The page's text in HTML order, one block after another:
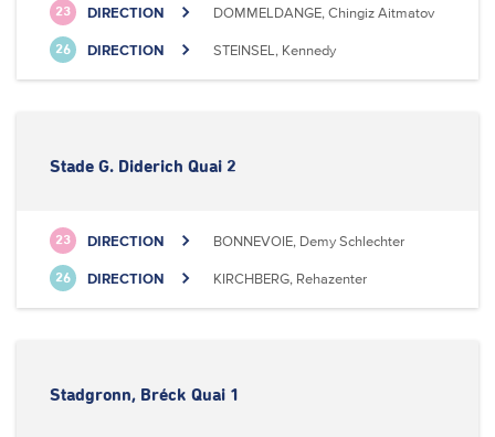
23 DIRECTION DOMMELDANGE, Chingiz Aitmatov
26 DIRECTION STEINSEL, Kennedy
Stade G. Diderich Quai 2
23 DIRECTION BONNEVOIE, Demy Schlechter
26 DIRECTION KIRCHBERG, Rehazenter
Stadgronn, Bréck Quai 1